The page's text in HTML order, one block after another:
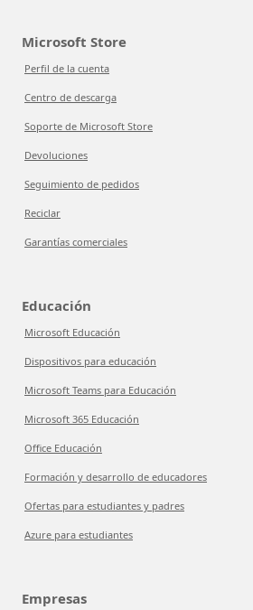
Microsoft Store
Perfil de la cuenta
Centro de descarga
Soporte de Microsoft Store
Devoluciones
Seguimiento de pedidos
Reciclar
Garantías comerciales
Educación
Microsoft Educación
Dispositivos para educación
Microsoft Teams para Educación
Microsoft 365 Educación
Office Educación
Formación y desarrollo de educadores
Ofertas para estudiantes y padres
Azure para estudiantes
Empresas